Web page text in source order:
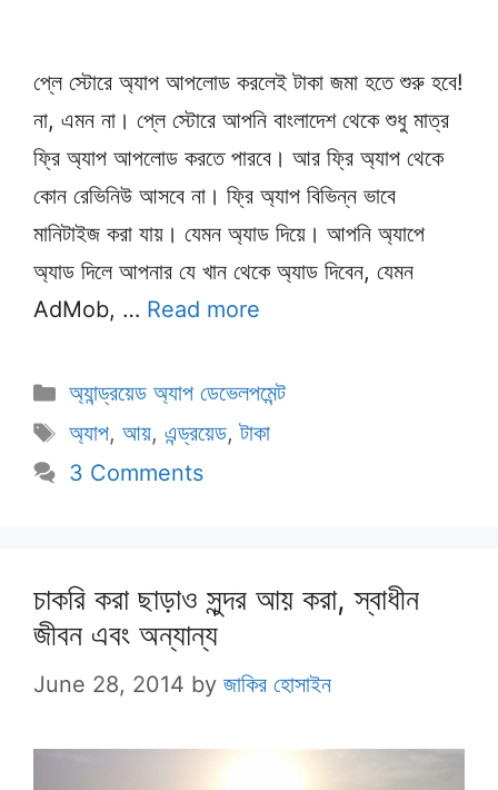
প্লে স্টোরে অ্যাপ আপলোড করলেই টাকা জমা হতে শুরু হবে!
না, এমন না। প্লে স্টোরে আপনি বাংলাদেশ থেকে শুধু মাত্র
ফ্রি অ্যাপ আপলোড করতে পারবে। আর ফ্রি অ্যাপ থেকে
কোন রেভিনিউ আসবে না। ফ্রি অ্যাপ বিভিন্ন ভাবে
মানিটাইজ করা যায়। যেমন অ্যাড দিয়ে। আপনি অ্যাপে
অ্যাড দিলে আপনার যে খান থেকে অ্যাড দিবেন, যেমন
AdMob, … Read more
Categories
অ্যান্ড্রয়েড অ্যাপ ডেভেলপমেন্ট
Tags
অ্যাপ, আয়, এন্ড্রয়েড,টাকা
3 Comments
চাকরি করা ছাড়াও সুন্দর আয় করা, স্বাধীন
জীবন এবং অন্যান্য
June 28, 2014 by জাকির হোসাইন